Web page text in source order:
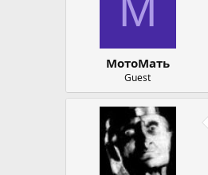
МотоМать
Guest